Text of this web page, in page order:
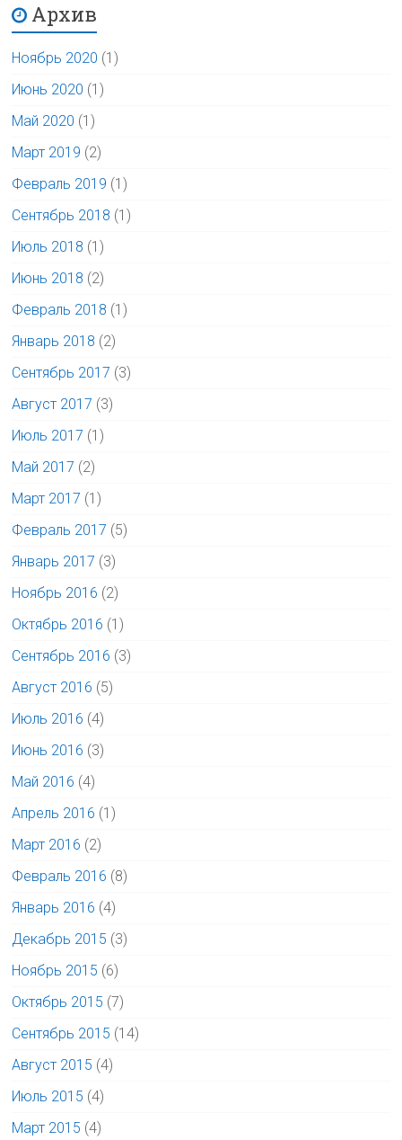
Архив
Ноябрь 2020 (1)
Июнь 2020 (1)
Май 2020 (1)
Март 2019 (2)
Февраль 2019 (1)
Сентябрь 2018 (1)
Июль 2018 (1)
Июнь 2018 (2)
Февраль 2018 (1)
Январь 2018 (2)
Сентябрь 2017 (3)
Август 2017 (3)
Июль 2017 (1)
Май 2017 (2)
Март 2017 (1)
Февраль 2017 (5)
Январь 2017 (3)
Ноябрь 2016 (2)
Октябрь 2016 (1)
Сентябрь 2016 (3)
Август 2016 (5)
Июль 2016 (4)
Июнь 2016 (3)
Май 2016 (4)
Апрель 2016 (1)
Март 2016 (2)
Февраль 2016 (8)
Январь 2016 (4)
Декабрь 2015 (3)
Ноябрь 2015 (6)
Октябрь 2015 (7)
Сентябрь 2015 (14)
Август 2015 (4)
Июль 2015 (4)
Март 2015 (4)